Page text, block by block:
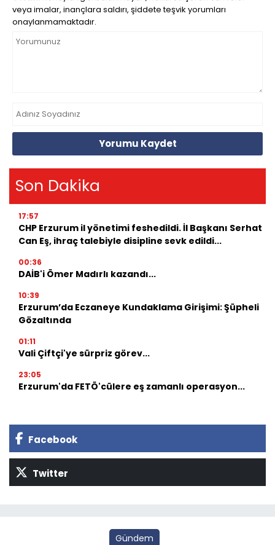
veya imalar, inançlara saldırı, şiddete teşvik yorumları
onaylanmamaktadır.
Yorumu Kaydet
Son Dakika
17:57
CHP Erzurum il yönetimi feshedildi. İl Başkanı Serhat
Can Eş, ihraç talebiyle disipline sevk edildi...
00:36
DAİB'i Ömer Madırlı kazandı...
10:39
Erzurum’da Eczaneye Kundaklama Girişimi: Şüpheli
Gözaltında
01:11
Vali Çiftçi'ye sürpriz görev...
23:05
Erzurum'da FETÖ'cülere eş zamanlı operasyon...
Facebook
Twitter
Gündem